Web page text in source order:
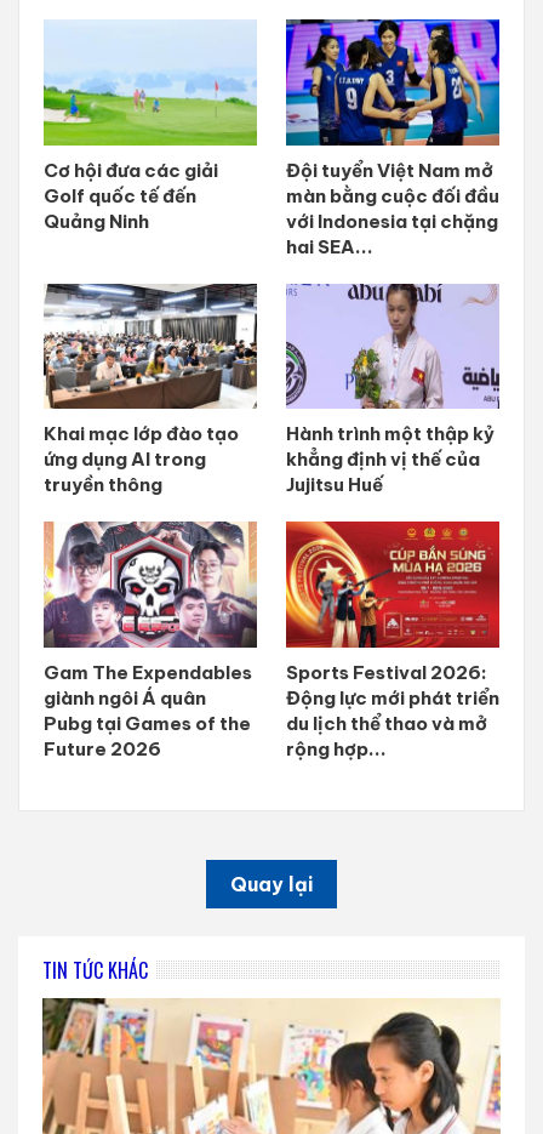
Cơ hội đưa các giải
Golf quốc tế đến
Quảng Ninh
Đội tuyển Việt Nam mở
màn bằng cuộc đối đầu
với Indonesia tại chặng
hai SEA...
Khai mạc lớp đào tạo
ứng dụng AI trong
truyền thông
Hành trình một thập kỷ
khẳng định vị thế của
Jujitsu Huế
Gam The Expendables
giành ngôi Á quân
Pubg tại Games of the
Future 2026
Sports Festival 2026:
Động lực mới phát triển
du lịch thể thao và mở
rộng hợp...
Quay lại
TIN TỨC KHÁC